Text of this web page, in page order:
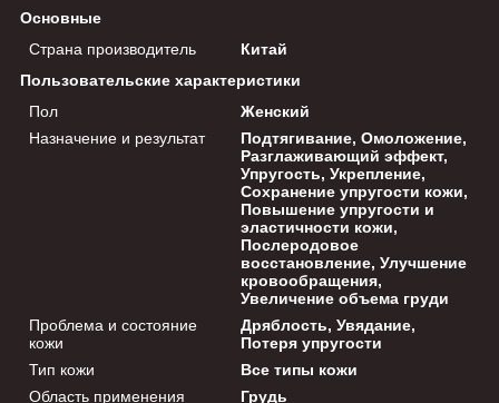
Основные
Страна производитель
Китай
Пользовательские характеристики
Пол
Женский
Назначение и результат
Подтягивание, Омоложение,
Разглаживающий эффект,
Упругость, Укрепление,
Сохранение упругости кожи,
Повышение упругости и
эластичности кожи,
Послеродовое
восстановление, Улучшение
кровообращения,
Увеличение объема груди
Проблема и состояние
кожи
Дряблость, Увядание,
Потеря упругости
Тип кожи
Все типы кожи
Область применения
Грудь